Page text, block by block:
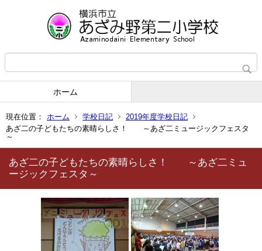
ホーム
現在位置： ホーム 学校日記
2019年度学校日記
あざ二の子どもたちの素晴らしさ！ ～あざ二ミュージックフェスタ
～
あざ二の子どもたちの素晴らしさ！ ～あざ二ミュ
ージックフェスタ～